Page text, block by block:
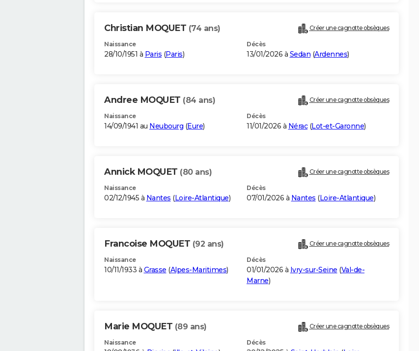
Christian MOQUET (74 ans) Créer une cagnotte obsèques
Naissance
28/10/1951 à Paris (Paris)
Décès
13/01/2026 à Sedan (Ardennes)
Andree MOQUET (84 ans) Créer une cagnotte obsèques
Naissance
14/09/1941 au Neubourg (Eure)
Décès
11/01/2026 à Nérac(Lot-et-Garonne)
Annick MOQUET (80 ans) Créer une cagnotte obsèques
Naissance
02/12/1945 à Nantes (Loire-Atlantique)
Décès
07/01/2026 à Nantes (Loire-Atlantique)
Francoise MOQUET (92 ans) Créer une cagnotte obsèques
Naissance
10/11/1933 à Grasse (Alpes-Maritimes)
Décès
01/01/2026 à Ivry-sur-Seine (Val-de-
Marne)
Marie MOQUET (89 ans) Créer une cagnotte obsèques
Naissance Décès